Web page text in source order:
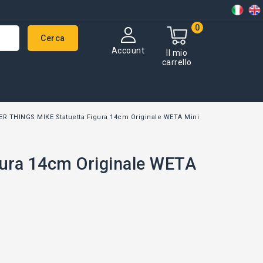
Il mio
carrello
0
Account
Cerca
THINGS MIKE Statuetta Figura 14cm Originale WETA Mini
14cm Originale WETA